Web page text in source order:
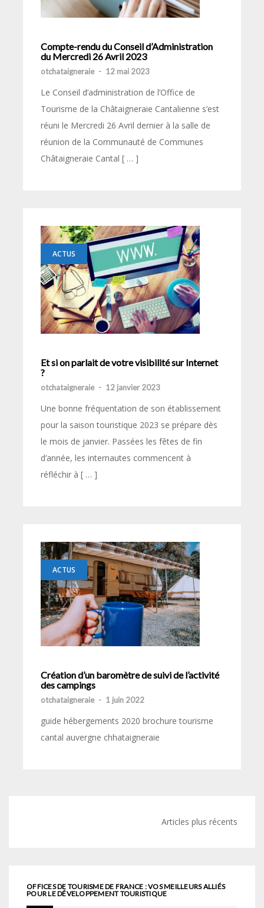
Compte-rendu du Conseil d’Administration
du Mercredi 26 Avril 2023
otchataigneraie - 12 mai 2023
Le Conseil d’administration de l’Office de
Tourisme de la Châtaigneraie Cantalienne s’est
réuni le Mercredi 26 Avril dernier à la salle de
réunion de la Communauté de Communes
Châtaigneraie Cantal [ … ]
ACTUS
Et si on parlait de votre visibilité sur Internet
?
otchataigneraie - 12 janvier 2023
Une bonne fréquentation de son établissement
pour la saison touristique 2023 se prépare dès
le mois de janvier. Passées les fêtes de fin
d’année, les internautes commencent à
réfléchir à [ … ]
ACTUS
Création d’un baromètre de suivi de l’activité
des campings
otchataigneraie - 1 juin 2022
guide hébergements 2020 brochure tourisme
cantal auvergne chhataigneraie
Articles plus récents
OFFICES DE TOURISME DE FRANCE : VOS MEILLEURS ALLIÉS
POUR LE DÉVELOPPEMENT TOURISTIQUE